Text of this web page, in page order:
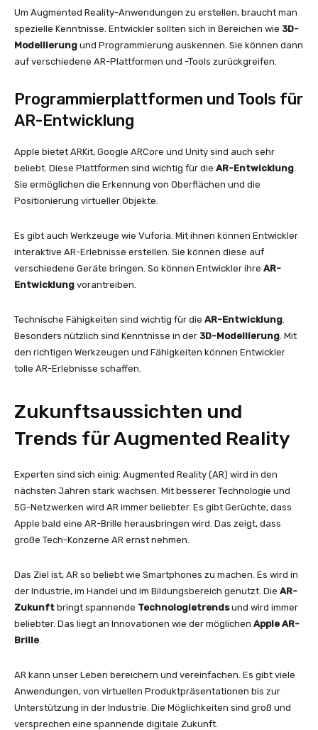
Um Augmented Reality-Anwendungen zu erstellen, braucht man
spezielle Kenntnisse. Entwickler sollten sich in Bereichen wie 3D-
Modellierung und Programmierung auskennen. Sie können dann
auf verschiedene AR-Plattformen und -Tools zurückgreifen.
Programmierplattformen und Tools für
AR-Entwicklung
Apple bietet ARKit, Google ARCore und Unity sind auch sehr
beliebt. Diese Plattformen sind wichtig für die AR-Entwicklung
Sie ermöglichen die Erkennung von Oberflächen und die
Positionierung virtueller Objekte.
Es gibt auch Werkzeuge wie Vuforia. Mit ihnen können Entwickler
interaktive AR-Erlebnisse erstellen. Sie können diese auf
verschiedene Geräte bringen. So können Entwickler ihre AR-
Entwicklung vorantreiben.
Technische Fähigkeiten sind wichtig für die AR-Entwicklung
Besonders nützlich sind Kenntnisse in der 3D-Modellierung . Mit
den richtigen Werkzeugen und Fähigkeiten können Entwickler
tolle AR-Erlebnisse schaffen.
Zukunftsaussichten und
Trends für Augmented Reality
Experten sind sich einig: Augmented Reality (AR) wird in den
nächsten Jahren stark wachsen. Mit besserer Technologie und
5G-Netzwerken wird AR immer beliebter. Es gibt Gerüchte, dass
Apple bald eine AR-Brille herausbringen wird. Das zeigt, dass
große Tech-Konzerne AR ernst nehmen.
Das Ziel ist, AR so beliebt wie Smartphones zu machen. Es wird in
der Industrie, im Handel und im Bildungsbereich genutzt. Die AR-
Zukunft bringt spannende Technologietrendsund wird immer
beliebter. Das liegt an Innovationen wie der möglichen Apple AR-
Brille
AR kann unser Leben bereichern und vereinfachen. Es gibt viele
Anwendungen, von virtuellen Produktpräsentationen bis zur
Unterstützung in der Industrie. Die Möglichkeiten sind groß und
versprechen eine spannende digitale Zukunft.